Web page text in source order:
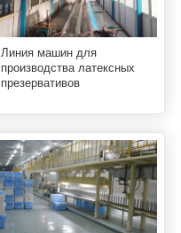
Линия машин для
производства латексных
презервативов